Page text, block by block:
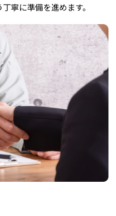
寧に準備を進めます。